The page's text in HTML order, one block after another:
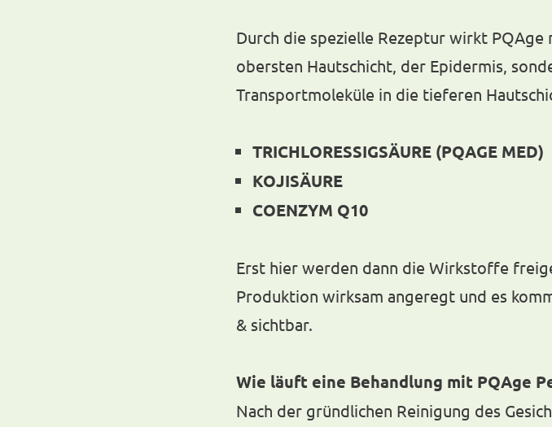
Durch die spezielle Rezeptur wirkt
obersten Hautschicht, der Epidermis,
Transportmoleküle in die tieferen
TRICHLORESSIGSÄURE (PQAGE MED)
KOJISÄURE
COENZYM Q10
Erst hier werden dann die Wirkstoffe
Produktion wirksam angeregt und es
& sichtbar.
Wie läuft eine Behandlung mit PQAge
Nach der gründlichen Reinigung des